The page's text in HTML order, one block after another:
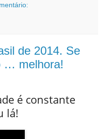
de 2014. Se
… melhora!
é constante
lá!